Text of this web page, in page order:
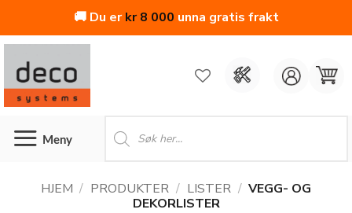
🚚 Du erkr8 000 unna gratis frakt
Skip
content
search
HJEM / PRODUKTER / LISTER / VEGG- OG
DEKORLISTER